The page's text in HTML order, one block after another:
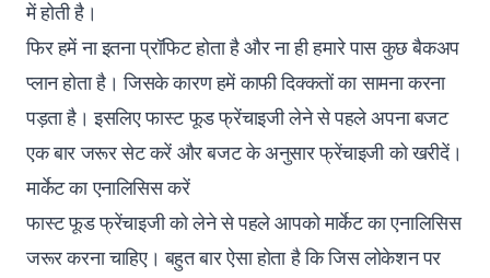
में होती है।
फिर हमें ना इतना प्रॉफिट होता है और ना ही हमारे पास कुछ बैकअप
प्लान होता है। जिसके कारण हमें काफी दिक्कतों का सामना करना
पड़ता है। इसलिए फास्ट फूड फ्रेंचाइजी लेने से पहले अपना बजट
एक बार जरूर सेट करें और बजट के अनुसार फ्रेंचाइजी को खरीदें।
मार्केट का एनालिसिस करें
फास्ट फूड फ्रेंचाइजी को लेने से पहले आपको मार्केट का एनालिसिस
जरूर करना चाहिए। बहुत बार ऐसा होता है कि जिस लोकेशन पर